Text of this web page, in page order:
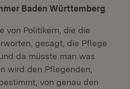
Baden Württemberg
von Politikern, die die
gesagt, die Pflege
da müsste man was
wird den Pflegenden,
von genau den